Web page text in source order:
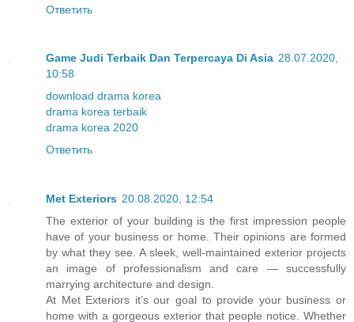
Ответить
Game Judi Terbaik Dan Terpercaya Di Asia 28.07.2020,
10:58
download drama korea
drama korea terbaik
drama korea 2020
Ответить
Met Exteriors 20.08.2020, 12:54
The exterior of your building is the first impression people
have of your business or home. Their opinions are formed
by what they see. A sleek, well-maintained exterior projects
an image of professionalism and care — successfully
marrying architecture and design.
At Met Exteriors it’s our goal to provide your business or
home with a gorgeous exterior that people notice. Whether